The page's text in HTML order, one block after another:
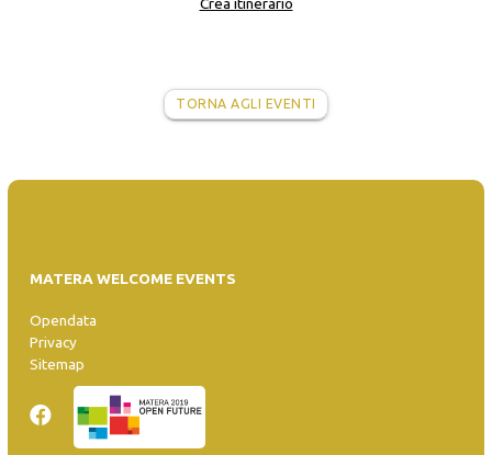
Crea itinerario
TORNA AGLI EVENTI
MATERA WELCOME EVENTS
Opendata
Privacy
Sitemap